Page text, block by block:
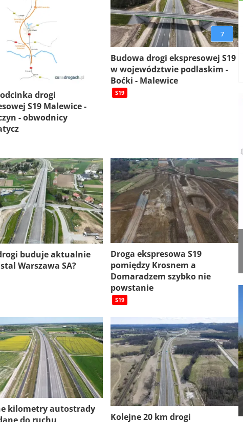
drogi
S19 Malewice -
- obwodnicy
7
Budowa drogi ekspresowej S19
w województwie podlaskim -
Boćki - Malewice
S19
buduje aktualnie
Warszawa SA?
Droga ekspresowa S19
pomiędzy Krosnem a
Domaradzem szybko nie
powstanie
S19
kilometry autostrady
Kolejne 20 km drogi